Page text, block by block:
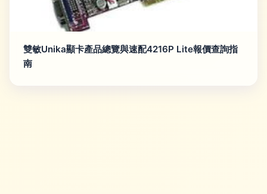
雙敏Unika顯卡產品總覽與速配4216P Lite報價查詢指
南